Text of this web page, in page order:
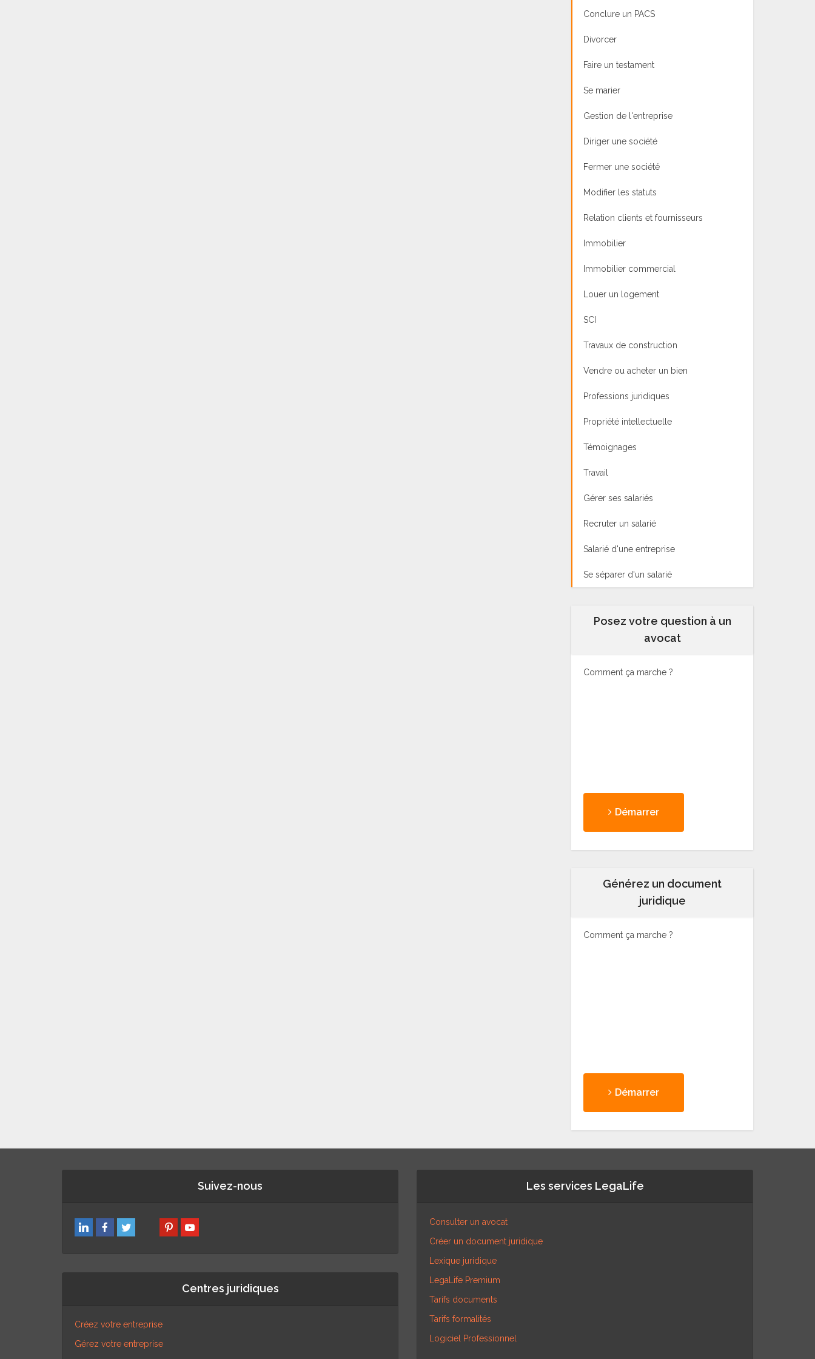
Conclure un PACS
Divorcer
Faire un testament
Se marier
Gestion de l'entreprise
Diriger une société
Fermer une société
Modifier les statuts
Relation clients et fournisseurs
Immobilier
Immobilier commercial
Louer un logement
SCI
Travaux de construction
Vendre ou acheter un bien
Professions juridiques
Propriété intellectuelle
Témoignages
Travail
Gérer ses salariés
Recruter un salarié
Salarié d'une entreprise
Se séparer d'un salarié
Posez votre question à un
avocat
Comment ça marche ?
Démarrer
Générez un document
juridique
Comment ça marche ?
Démarrer
Suivez-nous
Centres juridiques
Créez votre entreprise
Gérez votre entreprise
Les services LegaLife
Consulter un avocat
Créer un document juridique
Lexique juridique
LegaLife Premium
Tarifs documents
Tarifs formalités
Logiciel Professionnel